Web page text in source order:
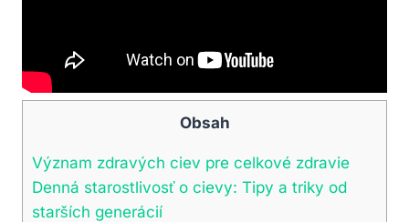
Obsah
Význam zdravých‍ ciev pre celkové zdravie
Denná ‍starostlivosť ‍o⁣ cievy: Tipy a⁢ triky od⁤
starších⁢ generácií